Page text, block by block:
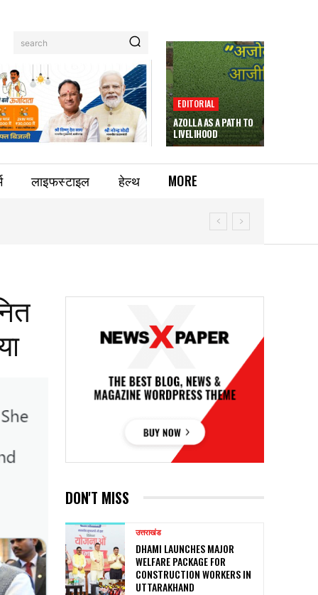
search
EDITORIAL
AZOLLA AS A PATH TO
LIVELIHOOD
लाइफस्टाइल हेल्थ MORE
DON'T MISS
उत्तराखंड
DHAMI LAUNCHES MAJOR
WELFARE PACKAGE FOR
CONSTRUCTION WORKERS IN
UTTARAKHAND